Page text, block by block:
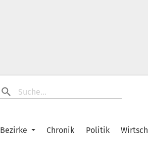
Bezirke Chronik Politik